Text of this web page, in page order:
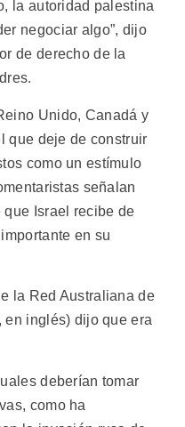
la autoridad palestina
negociar algo”, dijo
de derecho de la
Unido, Canadá y
que deje de construir
como un estímulo
señalan
Israel recibe de
en su
la Red Australiana de
en inglés) dijo que era
deberían tomar
como ha